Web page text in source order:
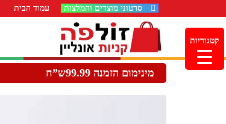
סרטוני מוצרים והמלצות עמוד הבית
מינימום הזמנה 99.99ש”ח
קטגוריות